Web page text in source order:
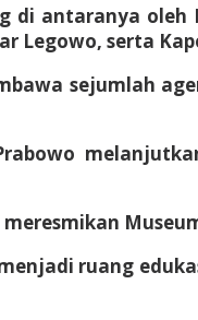
di antaranya
serta
sejumlah
ruang